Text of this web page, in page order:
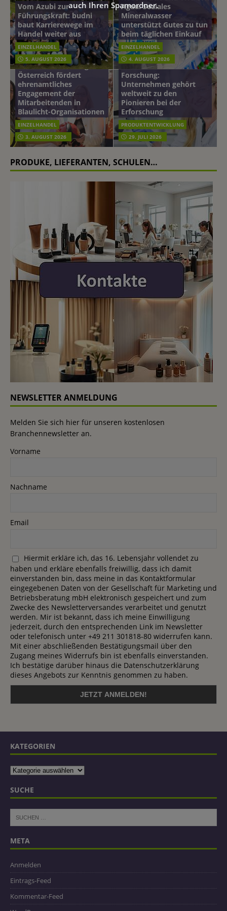
Vom Azubi zur
Führungskraft: budni
baut Karrierewege im
Handel weiter aus
EINZELHANDEL
5. AUGUST 2026
Agua: Soziales
Mineralwasser
unterstützt Gutes zu tun
beim täglichen Einkauf
EINZELHANDEL
4. AUGUST 2026
mehr vom leben tag: dm
Österreich fördert
ehrenamtliches
Engagement der
Mitarbeitenden in
Blaulicht-Organisationen
EINZELHANDEL
3. AUGUST 2026
Beiersdorf
Hautmikrobiom-
Forschung:
Unternehmen gehört
weltweit zu den
Pionieren bei der
Erforschung
PRODUKTENTWICKLUNG
29. JULI 2026
PRODUKE, LIEFERANTEN, SCHULEN…
NEWSLETTER ANMELDUNG
Melden Sie sich hier für unseren kostenlosen
Branchennewsletter an.
Vorname
Nachname
Email
Hiermit erkläre ich, das 16. Lebensjahr vollendet zu
haben und erkläre ebenfalls freiwillig, dass ich damit
einverstanden bin, dass meine in das Kontaktformular
eingegebenen Daten von der Gesellschaft für Marketing und
Betriebsberatung mbH elektronisch gespeichert und zum
Zwecke des Newsletterversandes verarbeitet und genutzt
werden. Mir ist bekannt, dass ich meine Einwilligung
jederzeit, durch den entsprechenden Link im Newsletter
oder telefonisch unter +49 211 301818-80 widerrufen kann.
Mit einer abschließenden Bestätigungsmail über den
Zugang meines Widerrufs bin ist ebenfalls einverstanden.
Ich bestätige darüber hinaus die Datenschutzerklärung
dieses Angebots zur Kenntnis genommen zu haben.
KATEGORIEN
SUCHE
META
Anmelden
Eintrags-Feed
Kommentar-Feed
auch Ihren Spamordner.